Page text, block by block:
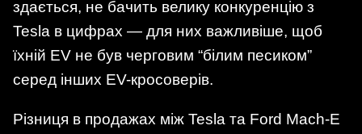
здається, не бачить велику конкуренцію з
Tesla в цифрах — для них важливіше, щоб
їхній EV не був черговим “білим песиком”
серед інших EV-кросоверів.
Різниця в продажах між Tesla та Ford Mach-E